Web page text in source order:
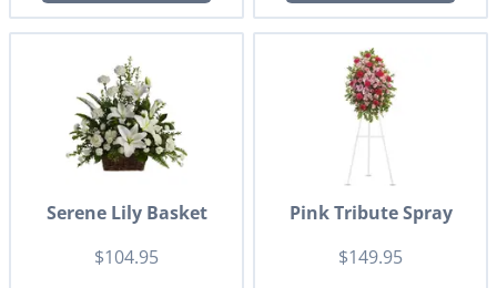
Serene Lily Basket
$104.95
Pink Tribute Spray
$149.95